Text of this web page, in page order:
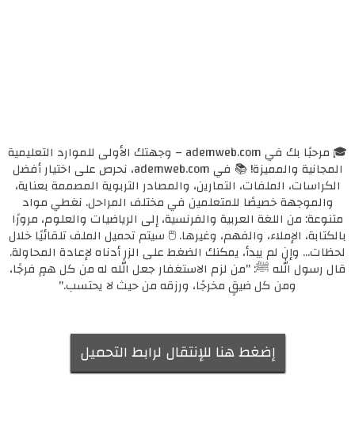
🎓 مرحبًا بك في ademweb.com – وجهتك الأولى للموارد التعليمية
المجانية والمميزة! 📚 في ademweb.com، نحرص على اختيار أفضل
الكراسات، الملفات، التمارين، والمصادر التربوية المصممة بعناية،
والموجهة خصيصًا للمتعلمين في مختلف المراحل. نغطي مواد
متنوعة: من اللغة العربية والفرنسية، إلى الرياضيات والعلوم، مرورًا
بالكتابة، الإملاء، والفهم، وغيرها. 🖱️ سيتم تحميل الملف تلقائيًا خلال
لحظات... وإن لم يبدأ، يمكنك الضغط على الزر أدناه لإعادة المحاولة.
قال رسول الله ﷺ: "من لزم الاستغفار جعل الله له من كل همٍ فرجًا،
ومن كل ضيقٍ مخرجًا، ورزقه من حيث لا يحتسب."
إضغط هنا للإنتقال لرابط التحميل